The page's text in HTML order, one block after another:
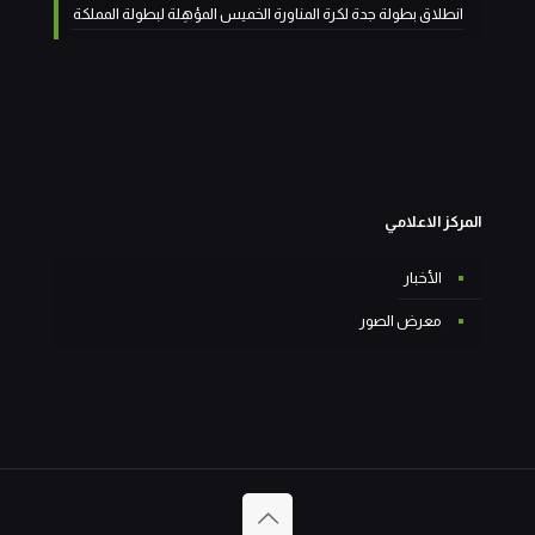
انطلاق بطولة جدة لكرة المناورة الخميس المؤهِلة لبطولة المملكة
المركز الاعلامي
الأخبار
معرض الصور